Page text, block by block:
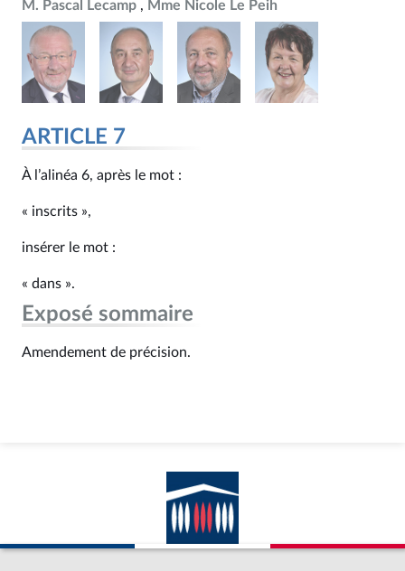
M. Pascal Lecamp
Mme Nicole Le Peih
ARTICLE 7
À l’alinéa 6, après le mot :
« inscrits »,
insérer le mot :
« dans ».
Exposé sommaire
Amendement de précision.